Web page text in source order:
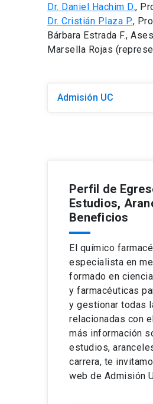
Dr. Daniel Hachim D.,
Dr. Cristián Plaza P.,
Bárbara Estrada F.,
Marsella Rojas
Admisión UC
Perfil de
Estudios,
Beneficios
El químico
especialista en
formado en
y farmacéuticas
y gestionar todas
relacionadas con
más información
estudios,
carrera, te
web de Admisión